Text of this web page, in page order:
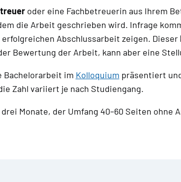
oder eine Fachbetreuerin aus Ihrem
die Arbeit geschrieben wird. Infrage
Abschlussarbeit zeigen. Dieser
Bewertung der Arbeit, kann aber eine
Bachelorarbeit im Kolloquium präsentiert
Zahl variiert je nach Studiengang.
Monate, der Umfang 40–60 Seiten ohne